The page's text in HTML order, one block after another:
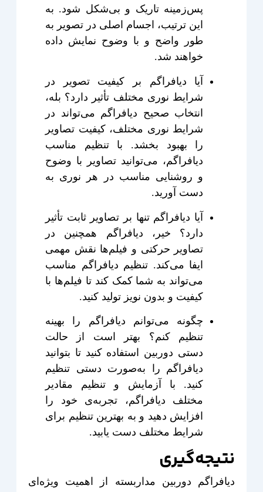
پس‌زمینه تاریک و بی‌شکل شود. به
این ترتیب، اجسام اصلی در تصویر به
طور واضح و با وضوح نمایش داده
خواهند شد.
آیا دیافراگم بر کیفیت تصویر در
شرایط نوری مختلف تأثیر دارد؟ بله،
انتخاب صحیح دیافراگم می‌تواند در
شرایط نوری مختلف، کیفیت تصاویر
را بهبود بخشد. با تنظیم مناسب
دیافراگم، می‌توانید تصاویر با وضوح
و روشنایی مناسب در هر نوری به
دست آورید.
آیا دیافراگم تنها بر تصاویر ثابت تأثیر
دارد؟ خیر، دیافراگم همچنین در
تصاویر حرکتی و فیلم‌ها نقش مهمی
ایفا می‌کند. تنظیم دیافراگم مناسب
می‌تواند به شما کمک کند تا فیلم‌ها با
کیفیت و بدون نویز تولید کنید.
چگونه می‌توانم دیافراگم را بهینه
تنظیم کنم؟ بهتر است از حالت
دستی دوربین استفاده کنید تا بتوانید
دیافراگم را به‌صورت دستی تنظیم
کنید. با آزمایش و تنظیم مقادیر
مختلف دیافراگم، تجربه‌ی خود را
افزایش دهید و به بهترین تنظیم برای
شرایط مختلف دست یابید.
نتیجه‌گیری
دیافراگم دوربین مداربسته از اهمیت ویژه‌ای